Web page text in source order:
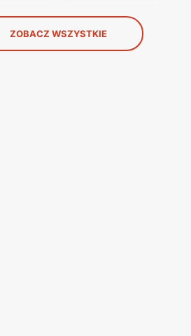
ZOBACZ WSZYSTKIE